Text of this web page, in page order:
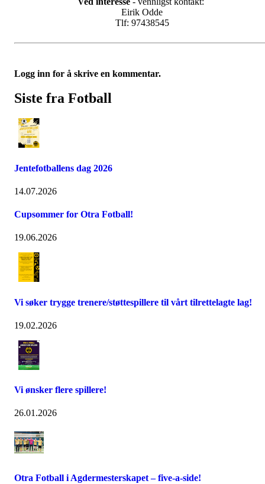
Eirik Odde
Tlf: 97438545
Logg inn for å skrive en kommentar.
Siste fra Fotball
Jentefotballens dag 2026
14.07.2026
Cupsommer for Otra Fotball!
19.06.2026
Vi søker trygge trenere/støttespillere til vårt tilrettelagte lag!
19.02.2026
Vi ønsker flere spillere!
26.01.2026
Otra Fotball i Agdermesterskapet – five-a-side!